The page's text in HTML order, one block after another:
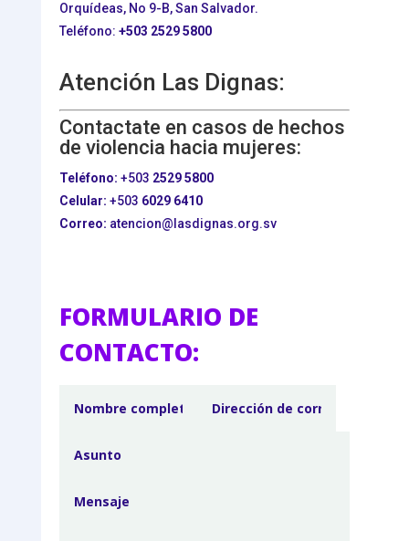
Orquídeas, No 9-B, San Salvador.
Teléfono: +503 2529 5800
Atención Las Dignas:
Contactate en casos de hechos
de violencia hacia mujeres:
Teléfono: +503 2529 5800
Celular: +503 6029 6410
Correo: atencion@lasdignas.org.sv
FORMULARIO DE
CONTACTO: